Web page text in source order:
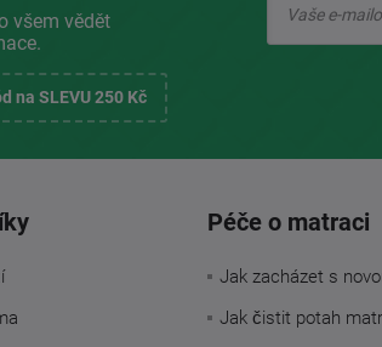
všem vědět
na SLEVU 250 Kč
Péče o matraci
Jak zacházet s
Jak čistit potah